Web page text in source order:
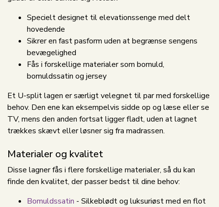
Specielt designet til elevationssenge med delt
hovedende
Sikrer en fast pasform uden at begrænse sengens
bevægelighed
Fås i forskellige materialer som bomuld,
bomuldssatin og jersey
Et U-split lagen er særligt velegnet til par med forskellige
behov. Den ene kan eksempelvis sidde op og læse eller se
TV, mens den anden fortsat ligger fladt, uden at lagnet
trækkes skævt eller løsner sig fra madrassen.
Materialer og kvalitet
Disse lagner fås i flere forskellige materialer, så du kan
finde den kvalitet, der passer bedst til dine behov:
Bomuldssatin - Silkeblødt og luksuriøst med en flot